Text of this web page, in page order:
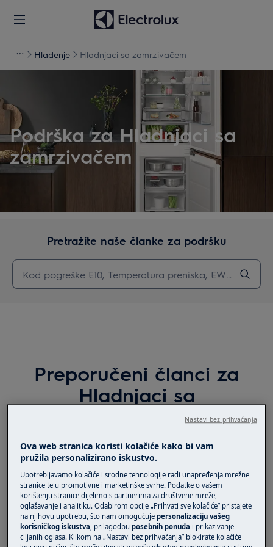
Hlađenje Hladnjaci sa zamrzivačem
Podrška za Hladnjaci sa
zamrzivačem
Pretražite naše članke za podršku
Preporučeni članci za
Hladnjaci sa
zamrzivačem
Kontaktirajte ovlašteni servis centar
Zašto se moj hladnjak zaleđuje?
Ova web stranica koristi kolačiće kako bi vam
pružila personalizirano iskustvo.
Upotrebljavamo kolačiće i srodne tehnologije radi unapređenja mrežne
stranice te u promotivne i marketinške svrhe. Podatke o vašem
korištenju stranice dijelimo s partnerima za društvene mreže,
oglašavanje i analitiku. Odabirom opcije „Prihvati sve kolačiće” pristajete
na njihovu upotrebu, što nam omogućujepersonalizaciju vašeg
korisničkog iskustva , prilagodbuposebnih ponuda i prikazivanje
ciljanih oglasa. Klikom na „Nastavi bez prihvaćanja” blokirate kolačiće
Nastavi bez prihvaćanja